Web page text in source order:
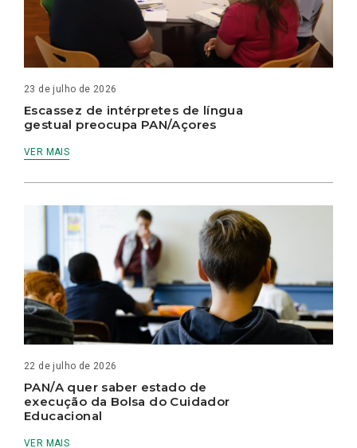
23 de julho de 2026
Escassez de intérpretes de língua
gestual preocupa PAN/Açores
VER MAIS
22 de julho de 2026
PAN/A quer saber estado de
execução da Bolsa do Cuidador
Educacional
VER MAIS